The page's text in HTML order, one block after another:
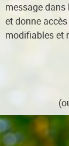
message dans
et donne
modifiables et